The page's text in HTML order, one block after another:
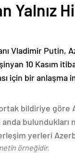
Yalnız
Vladimir Putin,
10 Kasım
için bir anlaşma
bildiriye göre
anda
yerleri
örneğidir.